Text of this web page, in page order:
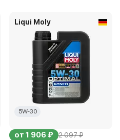
Liqui Moly
5W-30
от 1 906 ₽ 2 097 ₽